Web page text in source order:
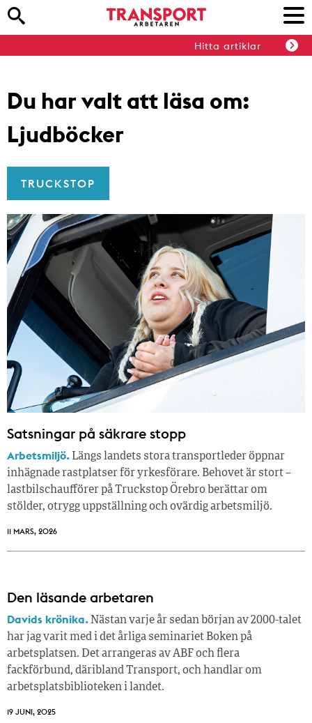
Hitta artiklar
Du har valt att läsa om:
Ljudböcker
TRUCKSTOP
Satsningar på säkrare stopp
Arbetsmiljö. Längs landets stora transportleder öppnar
inhägnade rastplatser för yrkesförare. Behovet är stort –
lastbilschaufförer på Truckstop Örebro berättar om
stölder, otrygg uppställning och ovärdig arbetsmiljö.
11 MARS, 2026
Den läsande arbetaren
Davids krönika. Nästan varje år sedan början av 2000-talet
har jag varit med i det årliga seminariet Boken på
arbetsplatsen. Det arrangeras av ABF och flera
fackförbund, däribland Transport, och handlar om
arbetsplatsbiblioteken i landet.
19 JUNI, 2025